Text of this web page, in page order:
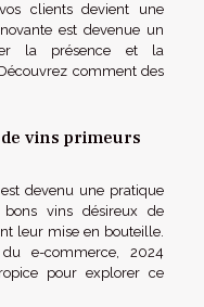
clients devient une
est devenue un
la présence et la
comment des
vins primeurs
devenu une pratique
vins désireux de
leur mise en bouteille.
e-commerce, 2024
pour explorer ce